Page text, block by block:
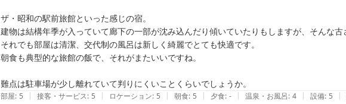
ザ・昭和の駅前旅館といった感じの宿。
建物は結構年季が入っていて廊下の一部が沈み込んだり傾いていたりもしますが、そんな古
それでも部屋は清潔、交代制の風呂は新しく綺麗でとても快適です。
朝食も典型的な旅館の飯で、それがまたいいですね。
難点は駐車場が少し離れていて判りにくいことくらいでしょうか。
部屋: 5 | 接客・サービス: 5 | ロケーション: 5 | 朝食: 5 | 夕食: - | 温泉・お風呂: 4 | 設備: 5 |